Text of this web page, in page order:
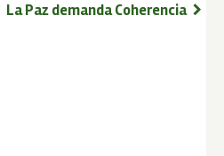
La Paz demanda Coherencia